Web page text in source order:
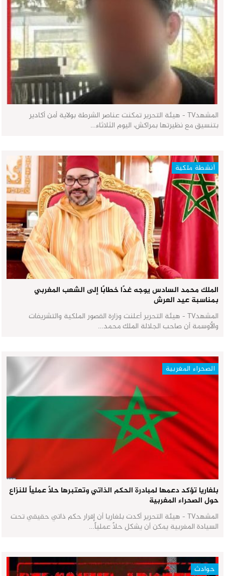
المشهدTV - هيئة التحرير تمكنت عناصر الشرطة بولاية أمن أكادير
بتنسيق مع نظيرتها بمراكش، اليوم الثلاثاء…
أنشطة ملكية
الملك محمد السادس يوجه غدًا خطابًا إلى الشعب المغربي
بمناسبة عيد العرش
المشهدTV - هيئة التحرير أعلنت وزارة القصور الملكية والتشريفات
والأوسمة أن صاحب الجلالة الملك محمد…
الصحراء المغربية
بلغاريا تؤكد دعمها لمبادرة الحكم الذاتي وتعتبرها حلاً عملياً للنزاع
حول الصحراء المغربية
المشهدTV - هيئة التحرير أكدت بلغاريا أن إقرار حكم ذاتي حقيقي تحت
السيادة المغربية يمكن أن يشكل حلاً عملياً…
حوادث